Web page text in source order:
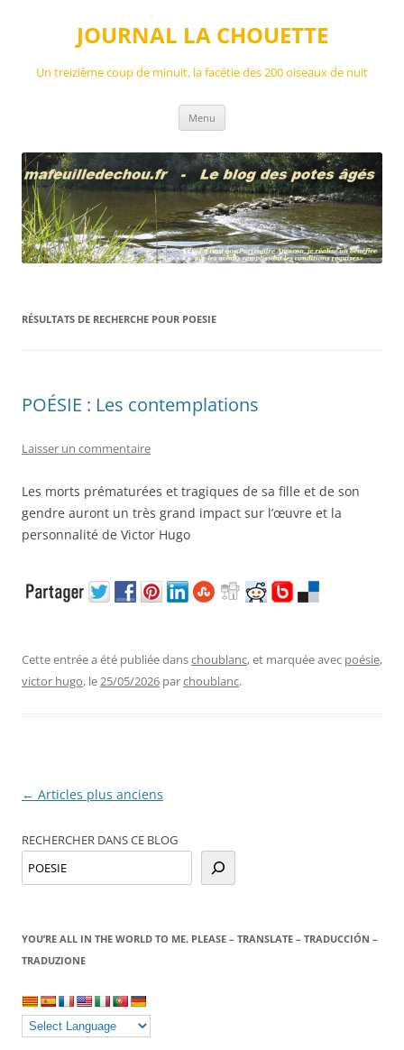
JOURNAL LA CHOUETTE
Un treizième coup de minuit, la facétie des 200 oiseaux de nuit
Menu
RÉSULTATS DE RECHERCHE POUR POESIE
POÉSIE : Les contemplations
Laisser un commentaire
Les morts prématurées et tragiques de sa fille et de son
gendre auront un très grand impact sur l’œuvre et la
personnalité de Victor Hugo
Cette entrée a été publiée danschoublanc, et marquée avec poésie,
victor hugo, le25/05/2026 parchoublanc.
Navigation
articles
← Articles plus anciens
RECHERCHER DANS CE BLOG
YOU’RE ALL IN THE WORLD TO ME. PLEASE – TRANSLATE – TRADUCCIÓN –
TRADUZIONE